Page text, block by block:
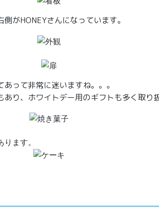
がHONEYさんになっています。
って非常に迷いますね。。。
り、ホワイトデー用のギフトも多く取り
ます。